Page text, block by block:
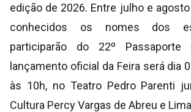
edição de 2026. Entre julho e
conhecidos os nomes dos
participarão do 22º Passaporte
lançamento oficial da Feira será dia
às 10h, no Teatro Pedro Parenti
Cultura Percy Vargas de Abreu e